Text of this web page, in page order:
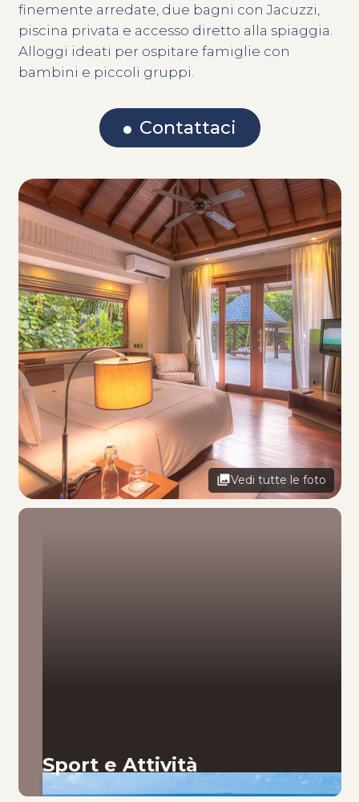
finemente arredate, due bagni con Jacuzzi,
piscina privata e accesso diretto alla spiaggia.
Alloggi ideati per ospitare famiglie con
bambini e piccoli gruppi.
Contattaci
Vedi tutte le foto
Sport e Attività